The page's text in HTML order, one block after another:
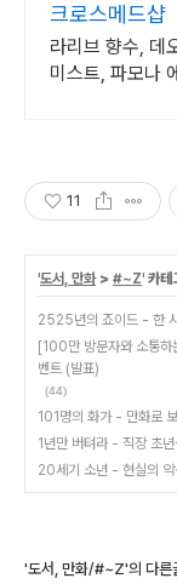
크로스메드샵
라리브 향수, 데
미스트, 파모나
11
'도서, 만화> #~Z' 카테
2525년의 죠이드 - 한
[100만 방문자와 소통하
벤트 (발표)
(44)
101명의 화가 - 만화로
1년만 버텨라 - 직장 초
20세기 소년 - 현실의 악
'도서, 만화/#~Z'의 다른